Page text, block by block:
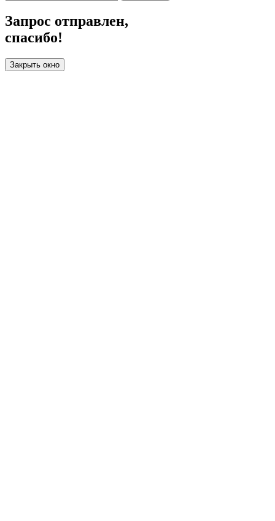
Запрос отправлен,
спасибо!
Закрыть окно